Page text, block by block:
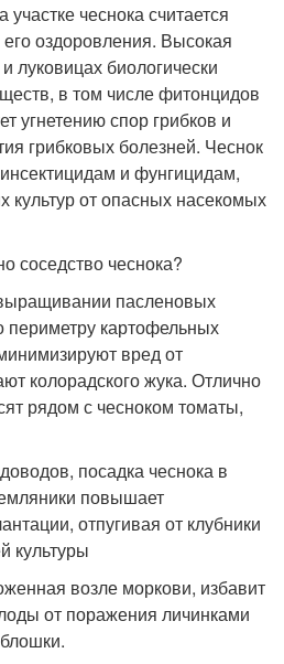
чеснока считается
оздоровления. Высокая
луковицах биологически
в том числе фитонцидов
угнетению спор грибков и
грибковых болезней. Чеснок
и фунгицидам,
культур от опасных насекомых
соседство чеснока?
пасленовых
картофельных
вред от
колорадского жука. Отлично
рядом с чесноком томаты,
посадка чеснока в
повышает
отпугивая от клубники
культуры
возле моркови, избавит
от поражения личинками